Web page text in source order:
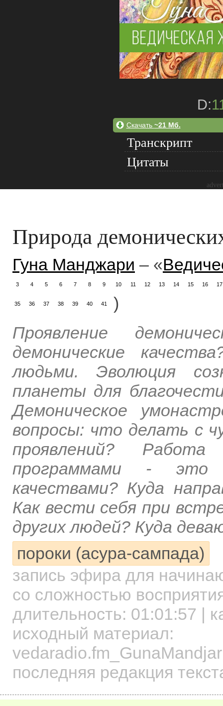
D:
Скачать ~21 Мб.
Транскрипт
Цитаты
Природа
Гуна Манджари – «
3 4 5 6 7 8 9 10 11 12 13 14 15 16 17
35 36 37 38 39 40 41
)
Проявление
демонические
людьми. Эволюция
планеты для
Демоническое
вопросы: что делать с
проявлений?
программами - это
качествами? Куда
Как вести себя при
других людей? Куда
пороки (асура-сампада)
запись эфира для
со сложностью
длительность: 01:01:57 |
исходный материал:
последняя редакция